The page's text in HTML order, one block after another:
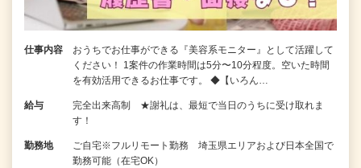
仕事内容
おうちでお仕事ができる『美容系モニター』として活躍して
ください！ 1案件の作業時間は5分〜10分程度。空いた時間
を有効活用できるお仕事です。 ◆【いろん…
給与
完全出来高制 ★謝礼は、最短で当日のうちに受け取れま
す！
勤務地
ご自宅※フルリモート勤務 埼玉県エリアおよび日本全国で
勤務可能（在宅OK）